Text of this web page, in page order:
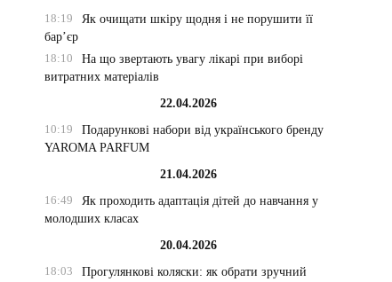
18:19
Як очищати шкіру щодня і не порушити її
бар’єр
18:10
На що звертають увагу лікарі при виборі
витратних матеріалів
22.04.2026
10:19
Подарункові набори від українського бренду
YAROMA PARFUM
21.04.2026
16:49
Як проходить адаптація дітей до навчання у
молодших класах
20.04.2026
18:03
Прогулянкові коляски: як обрати зручний